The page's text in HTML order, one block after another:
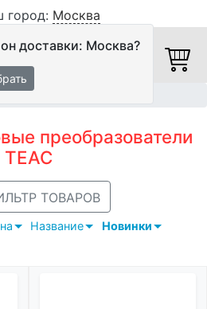
город: Москва
доставки: Москва?
преобразователи
TEAC
ТОВАРОВ
Название Новинки